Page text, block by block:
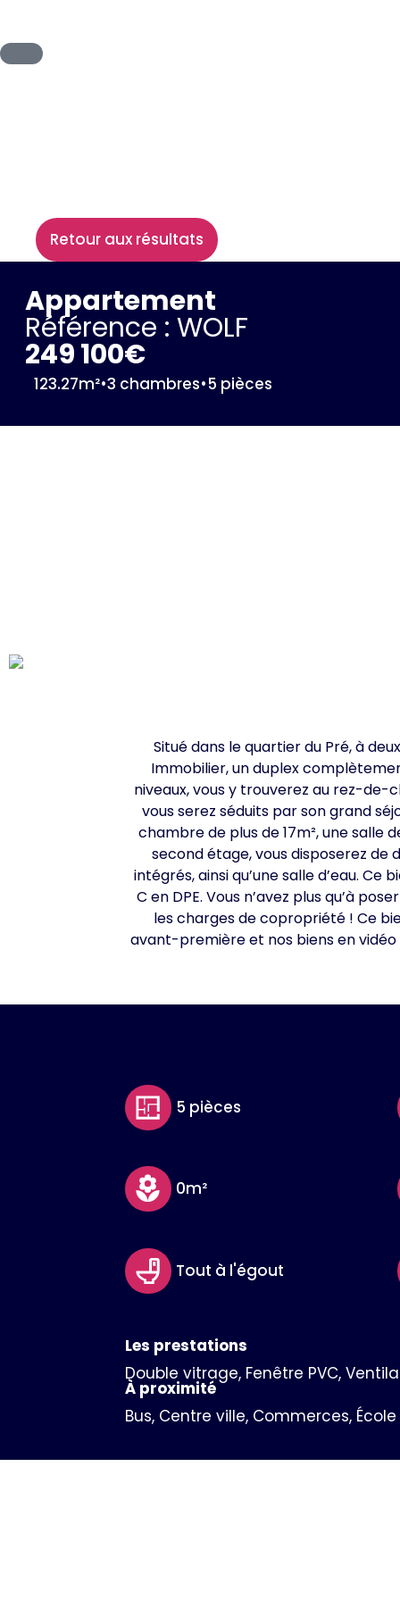
Retour aux résultats
Appartement
Référence : WOLF
249 100€
123.27m²•3 chambres•5 pièces
Situé dans le quartier du Pré, à
Immobilier, un duplex
niveaux, vous y trouverez au rez-de-
vous serez séduits par son grand
chambre de plus de 17m², une salle
second étage, vous disposerez de
intégrés, ainsi qu’une salle d’eau.
C en DPE. Vous n’avez plus qu’à
les charges de copropriété ! Ce
avant-première et nos biens en vidéo
5 pièces
0m²
Tout à l'égout
Les prestations
Double vitrage, Fenêtre PVC,
À proximité
Bus, Centre ville, Commerces,